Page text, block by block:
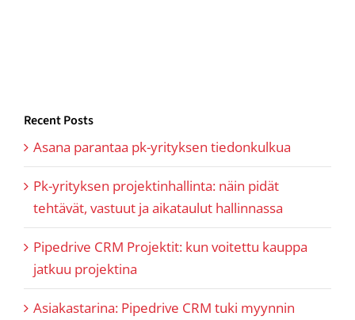
Recent Posts
Asana parantaa pk-yrityksen tiedonkulkua
Pk-yrityksen projektinhallinta: näin pidät
tehtävät, vastuut ja aikataulut hallinnassa
Pipedrive CRM Projektit: kun voitettu kauppa
jatkuu projektina
Asiakastarina: Pipedrive CRM tuki myynnin